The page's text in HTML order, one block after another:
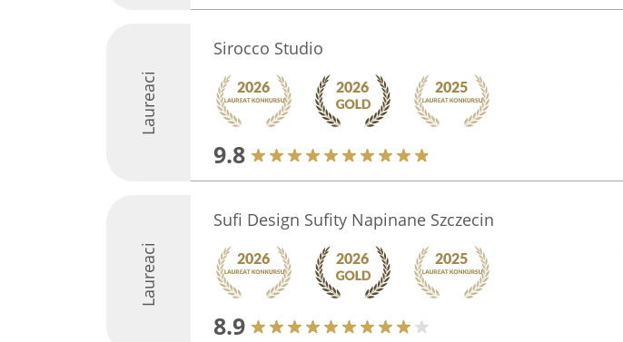
Laureaci
Sirocco Studio
9.8
Laureaci
Sufi Design Sufity Napinane Szczecin
8.9